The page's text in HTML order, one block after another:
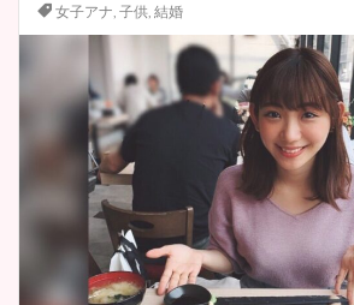
女子アナ, 子供, 結婚